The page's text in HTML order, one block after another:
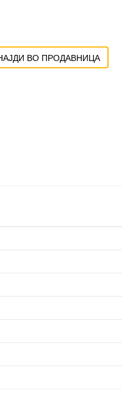
ВО ПРОДАВНИЦА